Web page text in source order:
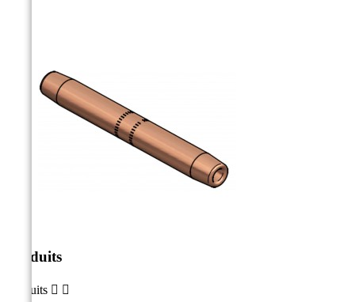
Produits
Produits  